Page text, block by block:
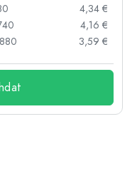
4,34 €
4,16 €
3,59 €